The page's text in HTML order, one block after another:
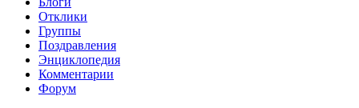
Отклики
Группы
Поздравления
Энциклопедия
Комментарии
Форум